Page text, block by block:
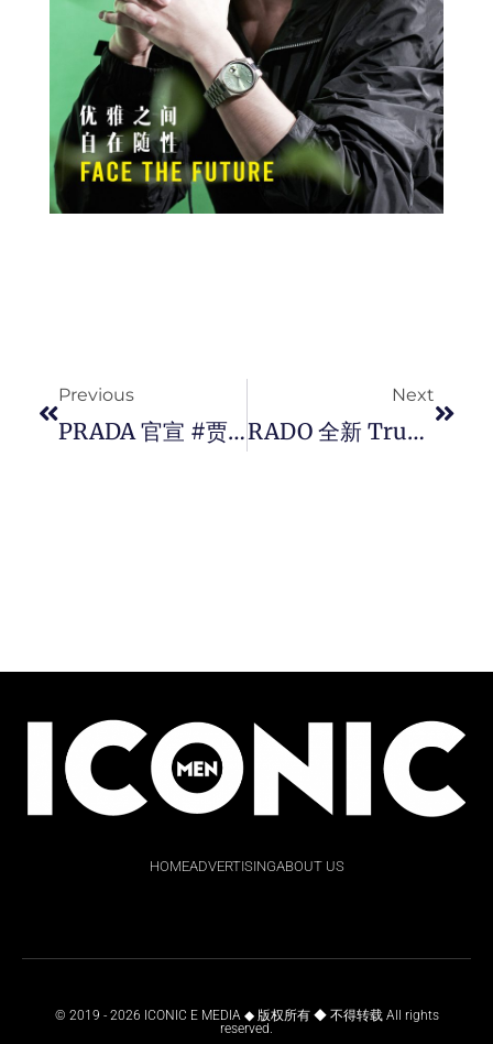
Previous
PRADA 官宣 #贾玲 成为品牌代言人，从演员到导演，以鲜活的生命力及创造力扩写新章。
Next
RADO 全新 True Square 高科技陶瓷镂空腕表，展现未来世界的形状色彩。
HOMEADVERTISINGABOUT US
© 2019 - 2026 ICONIC E MEDIA ◆ 版权所有 ◆ 不得转载 All rights
reserved.